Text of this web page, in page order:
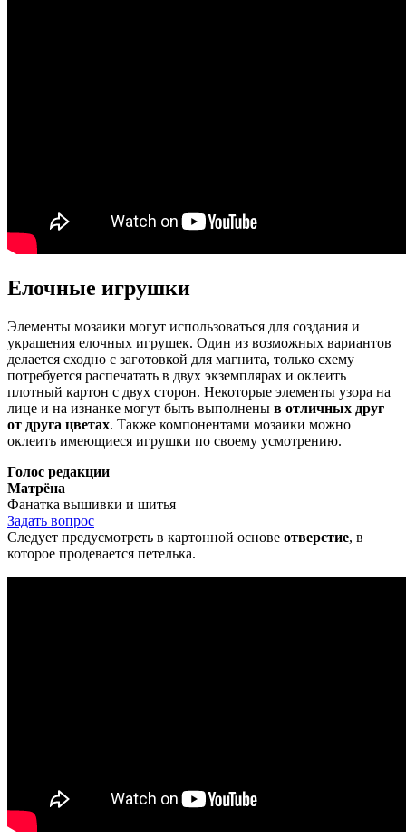
Елочные игрушки
Элементы мозаики могут использоваться для создания и
украшения елочных игрушек. Один из возможных вариантов
делается сходно с заготовкой для магнита, только схему
потребуется распечатать в двух экземплярах и оклеить
плотный картон с двух сторон. Некоторые элементы узора на
лице и на изнанке могут быть выполнены в отличных друг
от друга цветах. Также компонентами мозаики можно
оклеить имеющиеся игрушки по своему усмотрению.
Голос редакции
Матрёна
Фанатка вышивки и шитья
Задать вопрос
Следует предусмотреть в картонной основе отверстие, в
которое продевается петелька.